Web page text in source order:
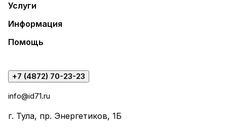
Услуги
Информация
Помощь
+7 (4872) 70-23-23
info@id71.ru
г. Тула, пр. Энергетиков, 1Б